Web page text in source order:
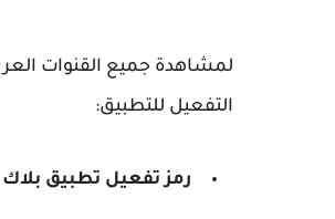
لمشاهدة جميع القنوات
التفعيل للتطبيق:
رمز تفعيل تطبيق بلاك